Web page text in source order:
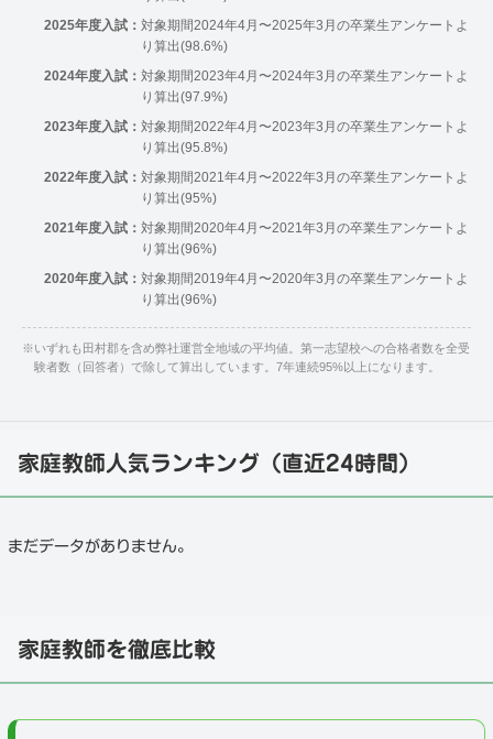
2025年度入試： 対象期間2024年4月〜2025年3月の卒業生アンケートよ
り算出(98.6%)
2024年度入試： 対象期間2023年4月〜2024年3月の卒業生アンケートよ
り算出(97.9%)
2023年度入試： 対象期間2022年4月〜2023年3月の卒業生アンケートよ
り算出(95.8%)
2022年度入試： 対象期間2021年4月〜2022年3月の卒業生アンケートよ
り算出(95%)
2021年度入試： 対象期間2020年4月〜2021年3月の卒業生アンケートよ
り算出(96%)
2020年度入試： 対象期間2019年4月〜2020年3月の卒業生アンケートよ
り算出(96%)
※いずれも田村郡を含め弊社運営全地域の平均値。第一志望校への合格者数を全受
験者数（回答者）で除して算出しています。7年連続95%以上になります。
家庭教師人気ランキング（直近24時間）
まだデータがありません。
家庭教師を徹底比較